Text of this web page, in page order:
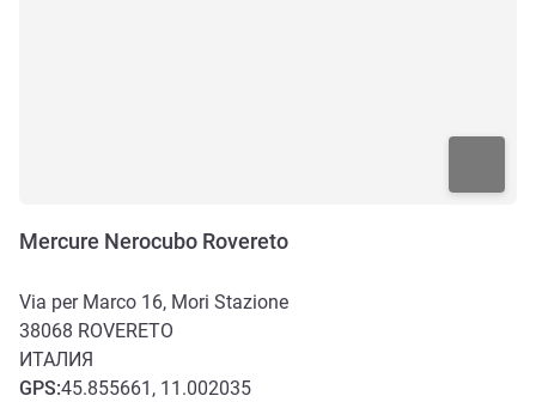
Mercure Nerocubo Rovereto
Via per Marco 16, Mori Stazione
38068 ROVERETO
ИТАЛИЯ
GPS:45.855661, 11.002035